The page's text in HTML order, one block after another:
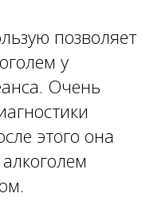
позволяет
у
Очень
этого она